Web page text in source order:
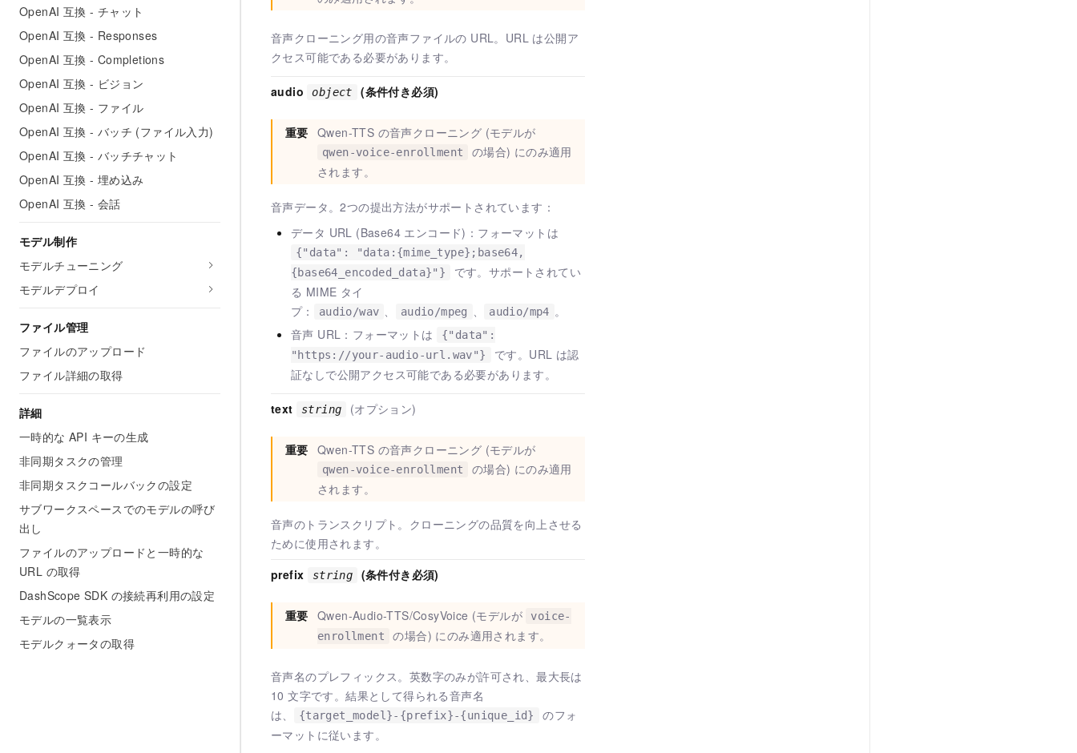
OpenAI 互換 - チャット
OpenAI 互換 - Responses
OpenAI 互換 - Completions
OpenAI 互換 - ビジョン
OpenAI 互換 - ファイル
OpenAI 互換 - バッチ (ファイル入力)
OpenAI 互換 - バッチチャット
OpenAI 互換 - 埋め込み
OpenAI 互換 - 会話
モデル制作
モデルチューニング
モデルデプロイ
ファイル管理
ファイルのアップロード
ファイル詳細の取得
詳細
一時的な API キーの生成
非同期タスクの管理
非同期タスクコールバックの設定
サブワークスペースでのモデルの呼び
出し
ファイルのアップロードと一時的な
URL の取得
DashScope SDK の接続再利用の設定
モデルの一覧表示
モデルクォータの取得
音声クローニング用の音声ファイルの URL。URL は公開ア
クセス可能である必要があります。
audio object (条件付き必須)
重要 Qwen-TTS の音声クローニング (モデルが
qwen-voice-enrollment
の場合) にのみ適用
されます。
音声データ。2つの提出方法がサポートされています：
データ URL (Base64 エンコード)：フォーマットは
{"data": "data:{mime_type};base64,
{base64_encoded_data}"}
です。サポートされてい
る MIME タイ
プ：
audio/wav 、 audio/mpeg 、 audio/mp4 。
音声 URL：フォーマットは
{"data":
"https://your-audio-url.wav"}
です。URL は認
証なしで公開アクセス可能である必要があります。
text string (オプション)
重要 Qwen-TTS の音声クローニング (モデルが
qwen-voice-enrollment
の場合) にのみ適用
されます。
音声のトランスクリプト。クローニングの品質を向上させる
ために使用されます。
prefix
string (条件付き必須)
重要 Qwen-Audio-TTS/CosyVoice (モデルが
voice-
enrollment
の場合) にのみ適用されます。
音声名のプレフィックス。英数字のみが許可され、最大長は
10 文字です。結果として得られる音声名
は、
{target_model}-{prefix}-{unique_id}
のフォ
ーマットに従います。